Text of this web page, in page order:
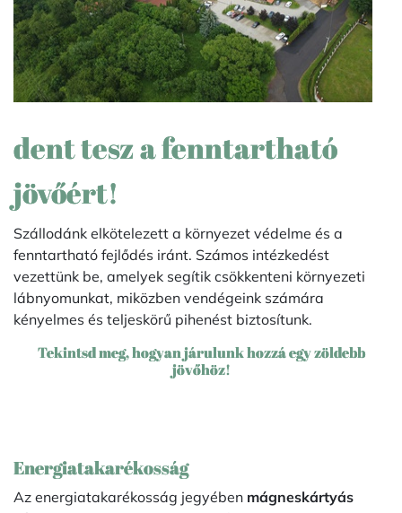
dent tesz a fenntartható
jövőért!
Szállodánk elkötelezett a környezet védelme és a
fenntartható fejlődés iránt. Számos intézkedést
vezettünk be, amelyek segítik csökkenteni környezeti
lábnyomunkat, miközben vendégeink számára
kényelmes és teljeskörű pihenést biztosítunk.
Tekintsd meg, hogyan járulunk hozzá egy zöldebb
jövőhöz!
Energiatakarékosság
Az energiatakarékosság jegyében mágneskártyás